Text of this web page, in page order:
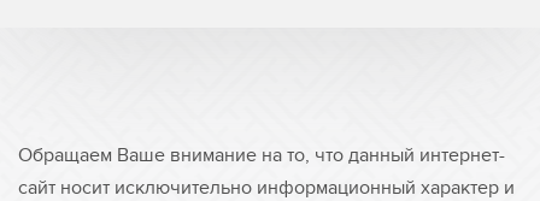
Обращаем Ваше внимание на то, что данный интернет-
сайт носит исключительно информационный характер и